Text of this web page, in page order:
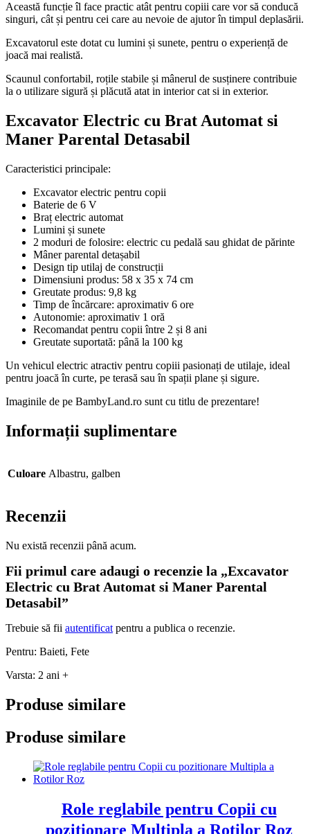
Această funcție îl face practic atât pentru copiii care vor să conducă
singuri, cât și pentru cei care au nevoie de ajutor în timpul deplasării.
Excavatorul este dotat cu lumini și sunete, pentru o experiență de
joacă mai realistă.
Scaunul confortabil, roțile stabile și mânerul de susținere contribuie
la o utilizare sigură și plăcută atat in interior cat si in exterior.
Excavator Electric cu Brat Automat si
Maner Parental Detasabil
Caracteristici principale:
Excavator electric pentru copii
Baterie de 6 V
Braț electric automat
Lumini și sunete
2 moduri de folosire: electric cu pedală sau ghidat de părinte
Mâner parental detașabil
Design tip utilaj de construcții
Dimensiuni produs: 58 x 35 x 74 cm
Greutate produs: 9,8 kg
Timp de încărcare: aproximativ 6 ore
Autonomie: aproximativ 1 oră
Recomandat pentru copii între 2 și 8 ani
Greutate suportată: până la 100 kg
Un vehicul electric atractiv pentru copiii pasionați de utilaje, ideal
pentru joacă în curte, pe terasă sau în spații plane și sigure.
Imaginile de pe BambyLand.ro sunt cu titlu de prezentare!
Informații suplimentare
Culoare Albastru, galben
Recenzii
Nu există recenzii până acum.
Fii primul care adaugi o recenzie la „Excavator
Electric cu Brat Automat si Maner Parental
Detasabil”
Trebuie să fii autentificat pentru a publica o recenzie.
Pentru: Baieti, Fete
Varsta: 2 ani +
Produse similare
Produse similare
Role reglabile pentru Copii cu
pozitionare Multipla a Rotilor Roz